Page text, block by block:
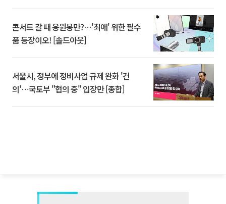
콘서트 갈 때 응원봉만?⋯'최애' 위한 필수
품 등장이오! [솔드아웃]
서울시, 정부에 정비사업 규제 완화 '건
의'⋯국토부 "협의 중" 입장만 [종합]